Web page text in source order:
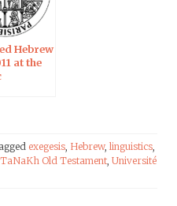
Hebrew
at the
exegesis, Hebrew, linguistics,
TaNaKh Old Testament, Université